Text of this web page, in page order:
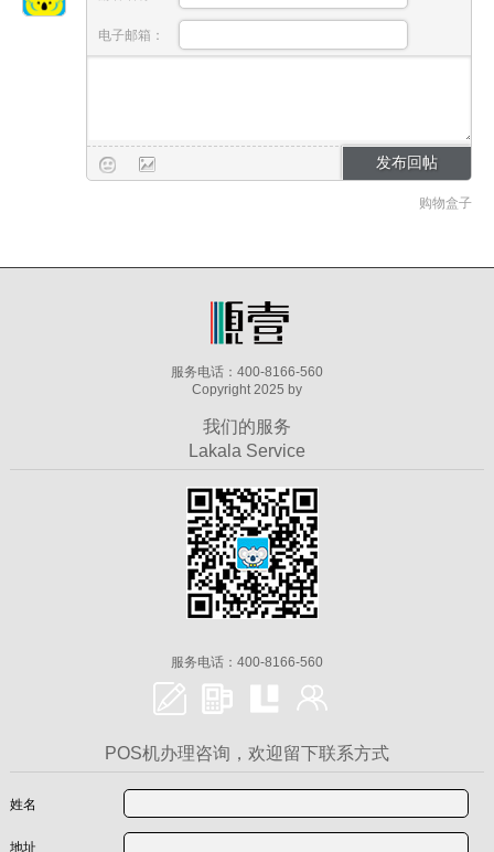
电子邮箱：
购物盒子
服务电话：400-8166-560
Copyright 2025 by
我们的服务
Lakala Service
服务电话：400-8166-560
POS机办理咨询，欢迎留下联系方式
姓名
地址